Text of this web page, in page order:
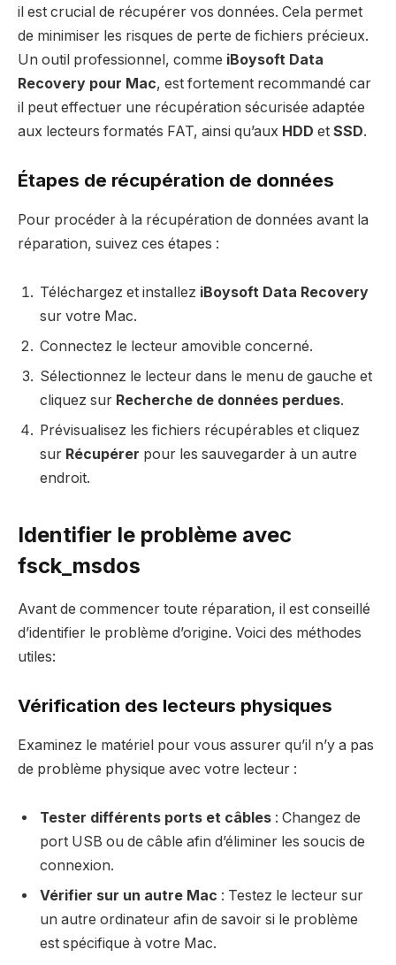
il est crucial de récupérer vos données. Cela permet
de minimiser les risques de perte de fichiers précieux.
Un outil professionnel, comme iBoysoft Data
Recovery pour Mac, est fortement recommandé car
il peut effectuer une récupération sécurisée adaptée
aux lecteurs formatés FAT, ainsi qu’aux HDD et SSD.
Étapes de récupération de données
Pour procéder à la récupération de données avant la
réparation, suivez ces étapes :
Téléchargez et installez iBoysoft Data Recovery
sur votre Mac.
Connectez le lecteur amovible concerné.
Sélectionnez le lecteur dans le menu de gauche et
cliquez sur Recherche de données perdues.
Prévisualisez les fichiers récupérables et cliquez
sur Récupérer pour les sauvegarder à un autre
endroit.
Identifier le problème avec
fsck_msdos
Avant de commencer toute réparation, il est conseillé
d’identifier le problème d’origine. Voici des méthodes
utiles:
Vérification des lecteurs physiques
Examinez le matériel pour vous assurer qu’il n’y a pas
de problème physique avec votre lecteur :
Tester différents ports et câbles : Changez de
port USB ou de câble afin d’éliminer les soucis de
connexion.
Vérifier sur un autre Mac : Testez le lecteur sur
un autre ordinateur afin de savoir si le problème
est spécifique à votre Mac.